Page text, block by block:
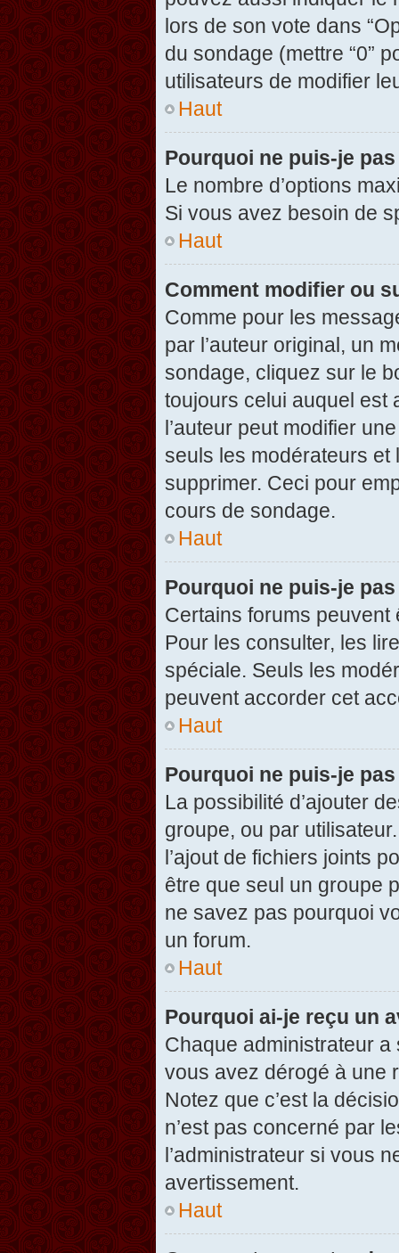
lors de son vote dans
du sondage (mettre “0”
utilisateurs de modifier
Haut
Pourquoi ne puis-je
Le nombre d’options
Si vous avez besoin de
Haut
Comment modifier ou
Comme pour les
par l’auteur original, un
sondage, cliquez sur le
toujours celui auquel est
l’auteur peut modifier
seuls les modérateurs et
supprimer. Ceci pour
cours de sondage.
Haut
Pourquoi ne puis-je
Certains forums
Pour les consulter, les
spéciale. Seuls les
peuvent accorder cet
Haut
Pourquoi ne puis-je
La possibilité d’ajouter
groupe, ou par
l’ajout de fichiers joints
être que seul un groupe
ne savez pas pourquoi
un forum.
Haut
Pourquoi ai-je reçu un
Chaque administrateur
vous avez dérogé à une
Notez que c’est la
n’est pas concerné par
l’administrateur si vous
avertissement.
Haut